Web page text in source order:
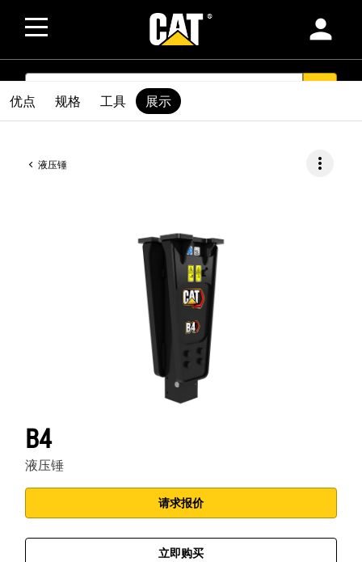
person
SEARCH
液压锤 more_vert
B4
液压锤
请求报价
立即购买
优点 规格 工具 展示